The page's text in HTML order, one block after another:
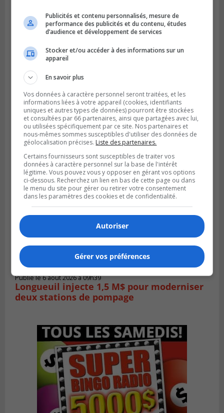
Publié le 6 août 2026 à 13h45
Greenfield Park veut s’armer contre les
fortes
pluies
SAINT-HUBERT
Publié le 6 août 2026 à 09h39
Longueuil injecte 1,5 M$ pour moderniser
deux stations de pompage
Publicités et contenu personnalisés, mesure de
performance des publicités et du contenu, études
d’audience et développement de services
Stocker et/ou accéder à des informations sur un
appareil
En savoir plus
Vos données à caractère personnel seront traitées, et les
informations liées à votre appareil (cookies, identifiants
uniques et autres types de données) pourront être stockées
et consultées par 66 partenaires, ainsi que partagées avec lui,
ou utilisées spécifiquement par ce site. Nos partenaires et
nous-mêmes sommes susceptibles d'utiliser des données de
géolocalisation précises. Liste des partenaires.
Certains fournisseurs sont susceptibles de traiter vos
données à caractère personnel sur la base de l'intérêt
légitime. Vous pouvez vous y opposer en gérant vos options
ci-dessous. Recherchez un lien en bas de cette page ou dans
le menu du site pour gérer ou retirer votre consentement
dans les paramètres des cookies et de confidentialité.
Autoriser
Gérer vos préférences